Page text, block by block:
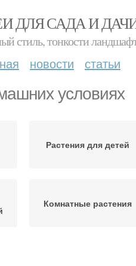
ДЛЯ САДА И
стиль, тонкости
новости статьи
условиях
Растения для детей
Комнатные растения